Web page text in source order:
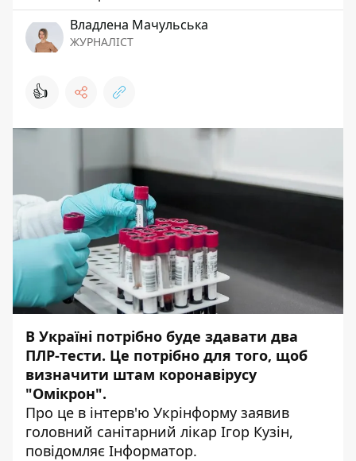
Владлена Мачульська
ЖУРНАЛІСТ
👍
В Україні потрібно буде здавати два
ПЛР-тести. Це потрібно для того, щоб
визначити штам коронавірусу
"Омікрон".
Про це в інтерв'ю Укрінформу заявив
головний санітарний лікар Ігор Кузін,
повідомляє Інформатор.